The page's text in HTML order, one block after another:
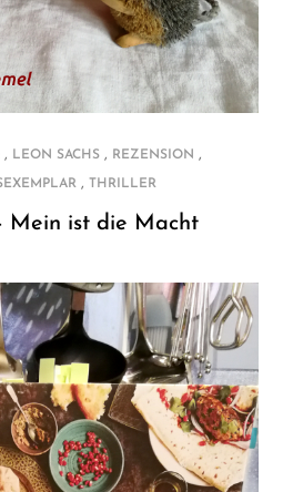
, LEON SACHS, REZENSION ,
, THRILLER
Mein ist die Macht